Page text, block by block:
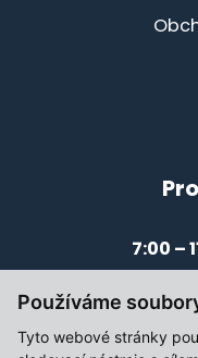
Používáme
Tyto webové stránky
7:00 –